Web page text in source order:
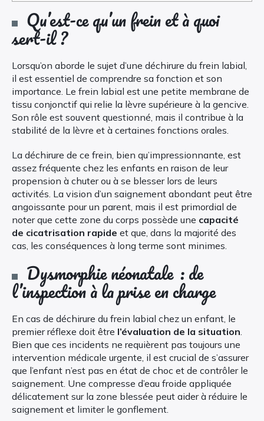
Qu’est-ce qu’un frein et à quoi
sert-il ?
Lorsqu’on aborde le sujet d’une déchirure du frein labial,
il est essentiel de comprendre sa fonction et son
importance. Le frein labial est une petite membrane de
tissu conjonctif qui relie la lèvre supérieure à la gencive.
Son rôle est souvent questionné, mais il contribue à la
stabilité de la lèvre et à certaines fonctions orales.
La déchirure de ce frein, bien qu’impressionnante, est
assez fréquente chez les enfants en raison de leur
propension à chuter ou à se blesser lors de leurs
activités. La vision d’un saignement abondant peut être
angoissante pour un parent, mais il est primordial de
noter que cette zone du corps possède une capacité
de cicatrisation rapide et que, dans la majorité des
cas, les conséquences à long terme sont minimes.
Dysmorphie néonatale : de
l’inspection à la prise en charge
En cas de déchirure du frein labial chez un enfant, le
premier réflexe doit être l’évaluation de la situation.
Bien que ces incidents ne requièrent pas toujours une
intervention médicale urgente, il est crucial de s’assurer
que l’enfant n’est pas en état de choc et de contrôler le
saignement. Une compresse d’eau froide appliquée
délicatement sur la zone blessée peut aider à réduire le
saignement et limiter le gonflement.